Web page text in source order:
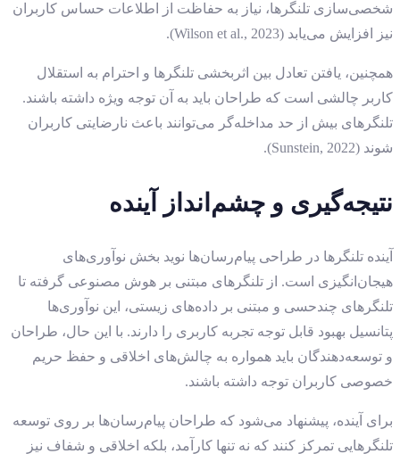
شخصی‌سازی تلنگرها، نیاز به حفاظت از اطلاعات حساس کاربران
نیز افزایش می‌یابد (Wilson et al., 2023).
همچنین، یافتن تعادل بین اثربخشی تلنگرها و احترام به استقلال
کاربر چالشی است که طراحان باید به آن توجه ویژه داشته باشند.
تلنگرهای بیش از حد مداخله‌گر می‌توانند باعث نارضایتی کاربران
شوند (Sunstein, 2022).
نتیجه‌گیری و چشم‌انداز آینده
آینده تلنگرها در طراحی پیام‌رسان‌ها نوید بخش نوآوری‌های
هیجان‌انگیزی است. از تلنگرهای مبتنی بر هوش مصنوعی گرفته تا
تلنگرهای چندحسی و مبتنی بر داده‌های زیستی، این نوآوری‌ها
پتانسیل بهبود قابل توجه تجربه کاربری را دارند. با این حال، طراحان
و توسعه‌دهندگان باید همواره به چالش‌های اخلاقی و حفظ حریم
خصوصی کاربران توجه داشته باشند.
برای آینده، پیشنهاد می‌شود که طراحان پیام‌رسان‌ها بر روی توسعه
تلنگرهایی تمرکز کنند که نه تنها کارآمد، بلکه اخلاقی و شفاف نیز